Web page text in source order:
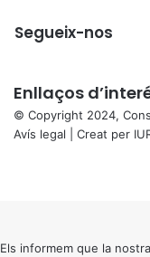
Segueix-nos
Enllaços
© Copyright 2024,
Avís legal | Creat per
button
Els informem que la